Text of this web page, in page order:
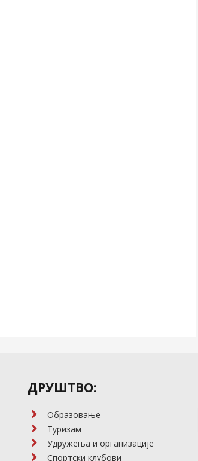
ДРУШТВО:
Образовање
Туризам
Удружења и организације
Спортски клубови